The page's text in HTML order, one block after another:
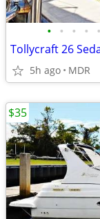
• • • • •
Tollycraft 26
5h ago MDR
$35